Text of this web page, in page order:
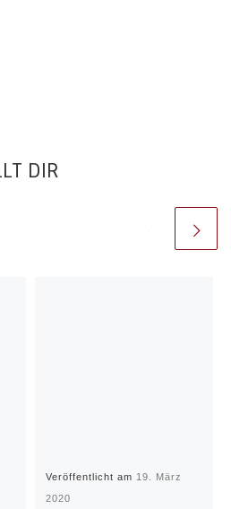
DIR
Veröffentlicht am 19. März
2020